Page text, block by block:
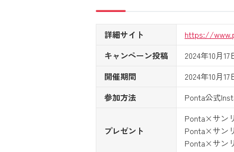
詳細サイト
https://
キャンペーン投稿
2024年10月
開催期間
2024年10月
参加方法
Ponta公式
プレゼント
Ponta×サン
Ponta×サン
Ponta×サン